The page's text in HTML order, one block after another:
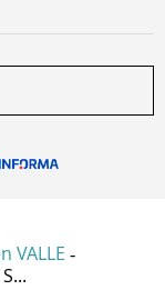
VALLE -